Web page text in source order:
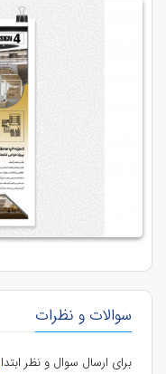
سوالات و نظرات
برای ارسال سوال و نظر ابتدا